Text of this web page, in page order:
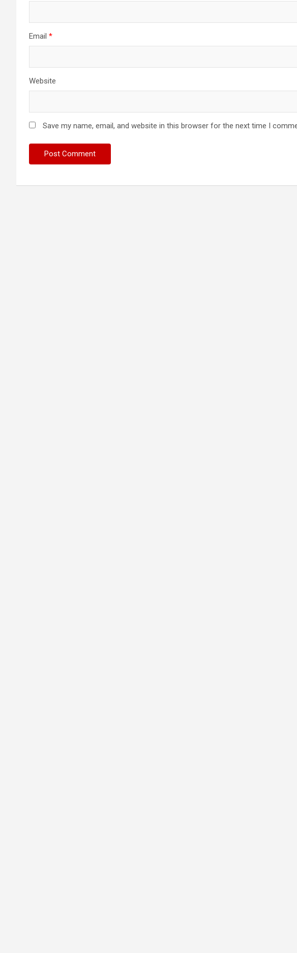
Email *
Website
Save my name, email, and website in this browser for the next time I